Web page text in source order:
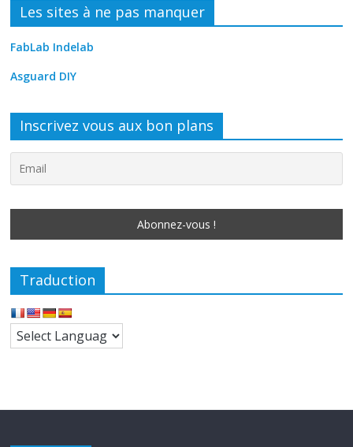
Les sites à ne pas manquer
FabLab Indelab
Asguard DIY
Inscrivez vous aux bon plans
Traduction